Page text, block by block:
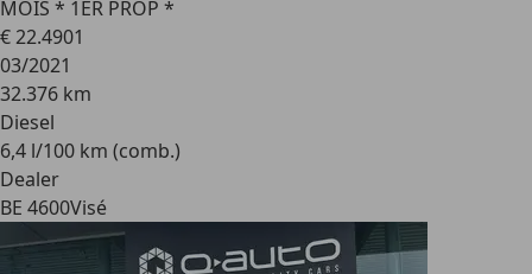
MOIS * 1ER PROP *
€ 22.4901
03/2021
32.376 km
Diesel
6,4 l/100 km (comb.)
Dealer
BE 4600Visé